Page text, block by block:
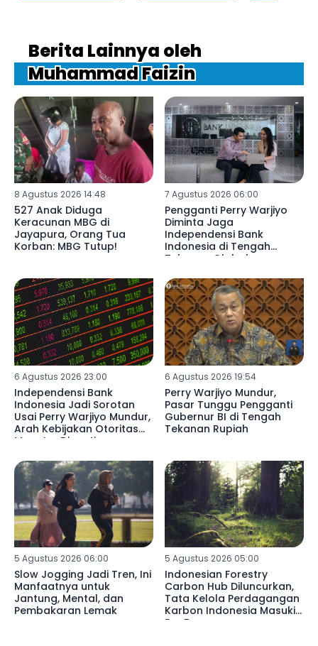
Berita Lainnya oleh
Muhammad Faizin
8 Agustus 2026 14:48
527 Anak Diduga
Keracunan MBG di
Jayapura, Orang Tua
Korban: MBG Tutup!
7 Agustus 2026 06:00
Pengganti Perry Warjiyo
Diminta Jaga
Independensi Bank
Indonesia di Tengah
Tekanan Global
6 Agustus 2026 23:00
Independensi Bank
Indonesia Jadi Sorotan
Usai Perry Warjiyo Mundur,
Arah Kebijakan Otoritas
Moneter Dinanti
6 Agustus 2026 19:54
Perry Warjiyo Mundur,
Pasar Tunggu Pengganti
Gubernur BI di Tengah
Tekanan Rupiah
5 Agustus 2026 06:00
Slow Jogging Jadi Tren, Ini
Manfaatnya untuk
Jantung, Mental, dan
Pembakaran Lemak
5 Agustus 2026 05:00
Indonesian Forestry
Carbon Hub Diluncurkan,
Tata Kelola Perdagangan
Karbon Indonesia Masuki
Era Baru